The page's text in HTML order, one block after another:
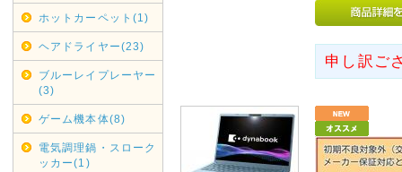
ホットカーペット(1)
ヘアドライヤー(23)
ブルーレイプレーヤー
(3)
ゲーム機本体(8)
電気調理鍋・スローク
ッカー(1)
カレンダーに反映しましたの
尚、大型商品・超大型商品は
2019年05月16日
G20大阪サミット開催に伴い
申し訳ご